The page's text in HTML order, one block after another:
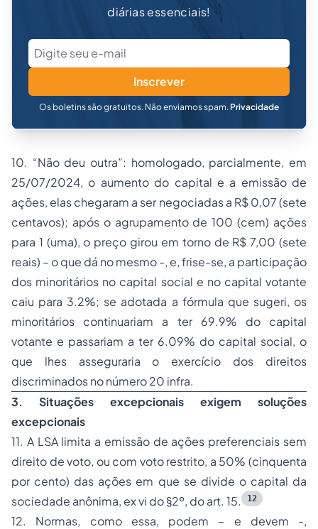
diárias essenciais!
Inscrever
Os boletins são gratuitos. Não enviamos spam. Privacidade
10. “Não deu outra”: homologado, parcialmente, em
25/07/2024, o aumento do capital e a emissão de
ações, elas chegaram a ser negociadas a R$ 0,07 (sete
centavos); após o agrupamento de 100 (cem) ações
para 1 (uma), o preço girou em torno de R$ 7,00 (sete
reais) – o que dá no mesmo -, e, frise-se, a participação
dos minoritários no capital social e no capital votante
caiu para 3.2%; se adotada a fórmula que sugeri, os
minoritários continuariam a ter 69.9% do capital
votante e passariam a ter 6.09% do capital social, o
que lhes asseguraria o exercício dos direitos
discriminados no número 20 infra.
3. Situações excepcionais exigem soluções
excepcionais
11. A LSA limita a emissão de ações preferenciais sem
direito de voto, ou com voto restrito, a 50% (cinquenta
por cento) das ações em que se divide o capital da
sociedade anônima, ex vi do §2º, do art. 15. 12
12. Normas, como essa, podem – e devem -,